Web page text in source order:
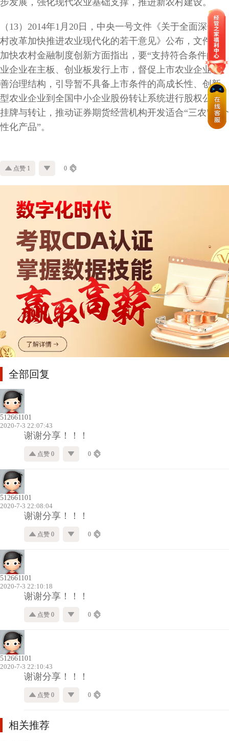
（13）2014年1月20日，中央一号文件《关于全面深化农
村改革加快推进农业现代化的若干意见》公布，文件在
加快农村金融制度创新方面指出，要“支持符合条件的农
业企业在主板、创业板发行上市，督促上市农业企业改
善治理结构，引导暂不具备上市条件的高成长性、创新
型农业企业到全国中小企业股份转让系统进行股权公开
挂牌与转让，推动证券期货经营机构开发适合“三农”的个
性化产品”。
点赞 1 0
全部回复
512661101
2020-7-3 22:07:43
谢谢分享！！！
点赞 0 0
512661101
2020-7-3 22:08:04
谢谢分享！！！
点赞 0 0
512661101
2020-7-3 22:10:18
谢谢分享！！！
点赞 0 0
512661101
2020-7-3 22:10:43
谢谢分享！！！
点赞 0 0
相关推荐